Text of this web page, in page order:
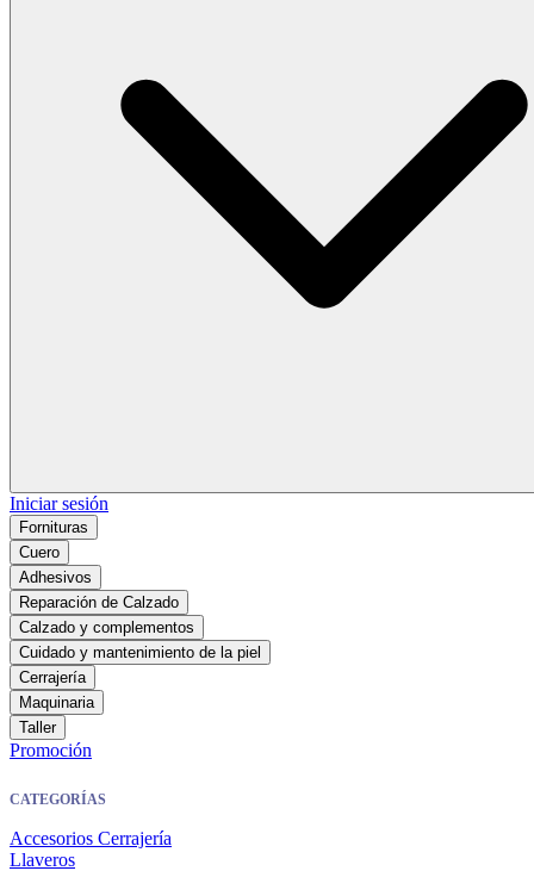
Iniciar sesión
Fornituras
Cuero
Adhesivos
Reparación de Calzado
Calzado y complementos
Cuidado y mantenimiento de la piel
Cerrajería
Maquinaria
Taller
Promoción
CATEGORÍAS
Accesorios Cerrajería
Llaveros